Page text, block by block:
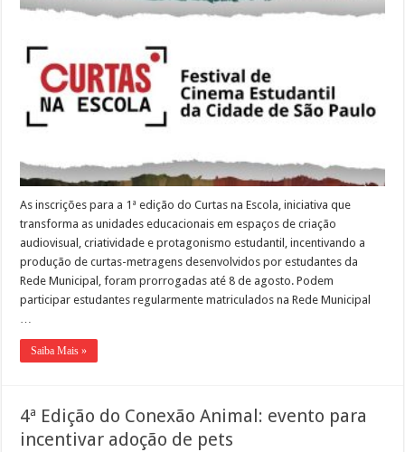
As inscrições para a 1ª edição do Curtas na Escola, iniciativa que
transforma as unidades educacionais em espaços de criação
audiovisual, criatividade e protagonismo estudantil, incentivando a
produção de curtas-metragens desenvolvidos por estudantes da
Rede Municipal, foram prorrogadas até 8 de agosto. Podem
participar estudantes regularmente matriculados na Rede Municipal
…
Saiba Mais »
4ª Edição do Conexão Animal: evento para
incentivar adoção de pets